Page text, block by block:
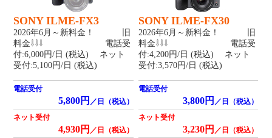
SONY ILME-FX3
2026年6月～新料金！ 旧
料金⇩⇩⇩ 電話受
付:6,000円/日 (税込) ネット
受付:5,100円/日 (税込)
電話受付
5,800円 ／日（税込）
ネット受付
4,930円 ／日（税込）
SONY ILME-FX30
2026年6月～新料金！ 旧
料金⇩⇩⇩ 電話受
付:4,200円/日 (税込) ネット
受付:3,570円/日 (税込)
電話受付
3,800円 ／日（税込）
ネット受付
3,230円 ／日（税込）